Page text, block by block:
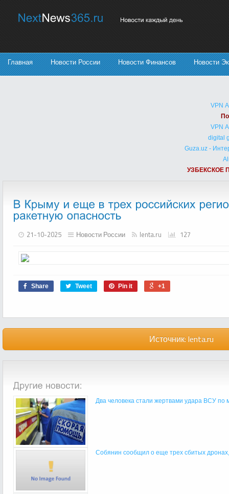
Главная Новости России Новости Финансов Новости
VPN
VPN
digital
Guza.uz -
УЗБЕКСКОЕ
21-10-2025 Новости России lenta.ru 127
Share Tweet Pin it +1
Источник: lenta.ru
Два человека стали жертвами удара ВСУ по
Собянин сообщил о еще трех сбитых